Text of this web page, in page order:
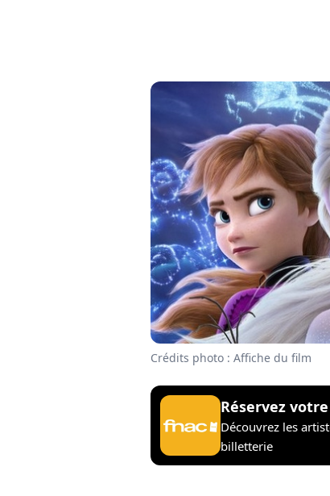
Crédits photo : Affiche du film
Réservez
Découvrez les
billetterie